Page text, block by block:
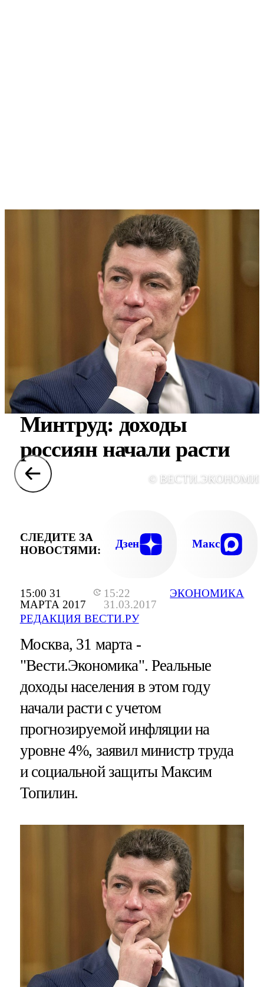
15:00 31
МАРТА 2017
15:22
31.03.2017
РЕДАКЦИЯ ВЕСТИ.РУ
ЭКОНОМИКА
Минтруд: доходы
россиян начали расти
©
СЛЕДИТЕ ЗА
НОВОСТЯМИ:
Дзен Макс
Москва, 31 марта -
"Вести.Экономика".Реальные
доходы населения в этом году
начали расти с учетом
прогнозируемой инфляции на
уровне 4%, заявил министр труда
и социальной защиты Максим
Топилин.